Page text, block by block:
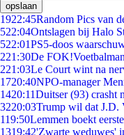
opslaan
1922:45Random Pics van
522:04Ontslagen bij Halo
522:01PS5-doos
221:30De
221:03Le Court wint na
1720:40NPO-manager
1420:11Duitser (93) crasht
3220:03Trump wil dat J.D.
119:50Lemmen boekt
1319:42'Zwarte weduwes'